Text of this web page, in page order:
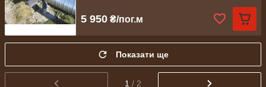
5 950 ₴/пог.м
Показати ще
1 / 2